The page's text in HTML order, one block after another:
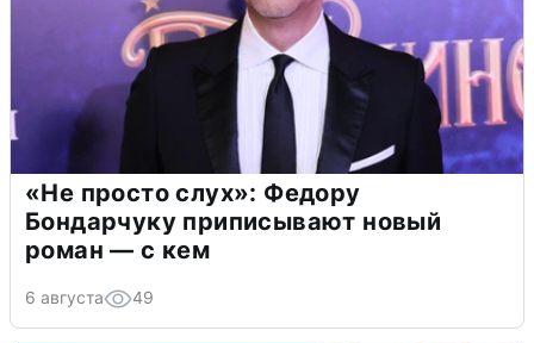
«Не просто слух»: Федору
Бондарчуку приписывают новый
роман — с кем
6 августа 49